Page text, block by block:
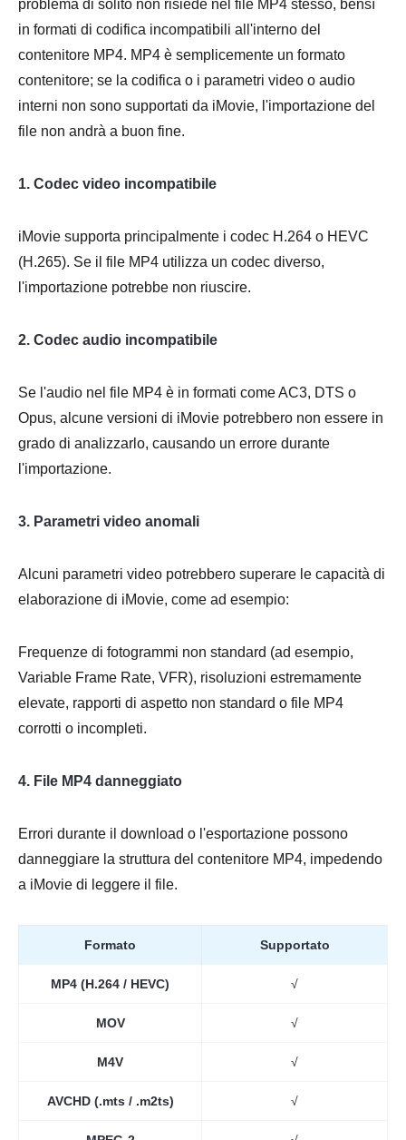
problema di solito non risiede nel file MP4 stesso, bensì
in formati di codifica incompatibili all'interno del
contenitore MP4. MP4 è semplicemente un formato
contenitore; se la codifica o i parametri video o audio
interni non sono supportati da iMovie, l'importazione del
file non andrà a buon fine.
1. Codec video incompatibile
iMovie supporta principalmente i codec H.264 o HEVC
(H.265). Se il file MP4 utilizza un codec diverso,
l'importazione potrebbe non riuscire.
2. Codec audio incompatibile
Se l'audio nel file MP4 è in formati come AC3, DTS o
Opus, alcune versioni di iMovie potrebbero non essere in
grado di analizzarlo, causando un errore durante
l'importazione.
3. Parametri video anomali
Alcuni parametri video potrebbero superare le capacità di
elaborazione di iMovie, come ad esempio:
Frequenze di fotogrammi non standard (ad esempio,
Variable Frame Rate, VFR), risoluzioni estremamente
elevate, rapporti di aspetto non standard o file MP4
corrotti o incompleti.
4. File MP4 danneggiato
Errori durante il download o l'esportazione possono
danneggiare la struttura del contenitore MP4, impedendo
a iMovie di leggere il file.
Formato Supportato
MP4 (H.264 / HEVC) √
MOV √
M4V √
AVCHD (.mts / .m2ts) √